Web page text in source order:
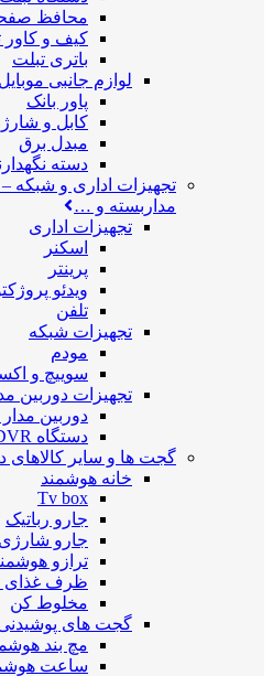
محافظ
کیف و کاور
باتری تبلت
لوازم جانبی
پاور بانک
کابل و
مبدل برق
دسته
تجهیزات اداری و شبکه –
مداربسته و …
تجهیزات اداری
اسکنر
پرینتر
ویدئو
تلفن
تجهیزات شبکه
مودم
سوییچ و
تجهیزات دوربین
دوربین
دستگاه DVR
گجت ها و سایر کالاهای
خانه هوشمند
Tv box
جارو رباتیک
جارو شارژی
ترازو
ظرف غذای
مخلوط کن
گجت های
مچ بند
ساعت